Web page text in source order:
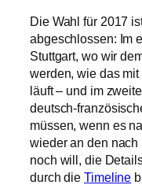
Die Wahl für 2017
abgeschlossen: Im
Stuttgart, wo wir
werden, wie das
läuft – und im
deutsch-
müssen, wenn es
wieder an den
noch will, die
durch dieTimeline